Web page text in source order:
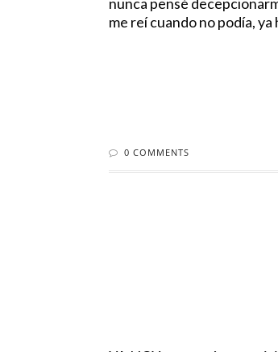
me reí cuando no podía,
0 COMMENTS